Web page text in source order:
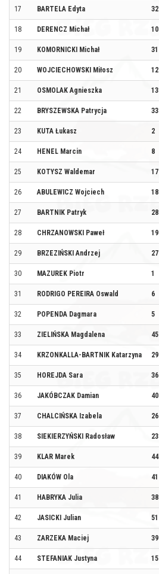
17 BARTELA Edyta 32
18 DERENCZ Michał 10
19 KOMORNICKI Michał 31
20 WOJCIECHOWSKI Miłosz 12
21 OSMOLAK Agnieszka 13
22 BRYSZEWSKA Patrycja 33
23 KUTA Łukasz 2
24 HENEL Marcin 8
25 KOTYSZ Waldemar 17
26 ABULEWICZ Wojciech 18
27 BARTNIK Patryk 28
28 CHRZANOWSKI Paweł 19
29 BRZEZIŃSKI Andrzej 27
30 MAZUREK Piotr 1
31 RODRIGO PEREIRA Oswald 6
32 POPENDA Dagmara 5
33 ZIELIŃSKA Magdalena 45
34 KRZONKALLA-BARTNIK Katarzyna 29
35 HOREJDA Sara 36
36 JAKÓBCZAK Damian 40
37 CHALCIŃSKA Izabela 26
38 SIEKIERZYŃSKI Radosław 23
39 KLAR Marek 44
40 DIAKÓW Ola 41
41 HABRYKA Julia 38
42 JASICKI Julian 51
43 ZARZEKA Maciej 39
44 STEFANIAK Justyna 15